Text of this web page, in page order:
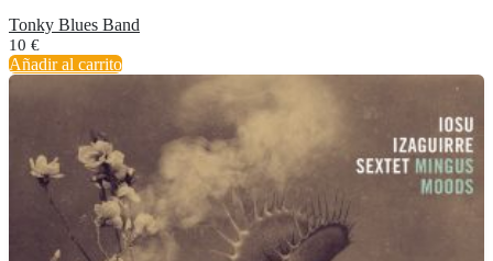
Tonky Blues Band
10 €
Añadir al carrito